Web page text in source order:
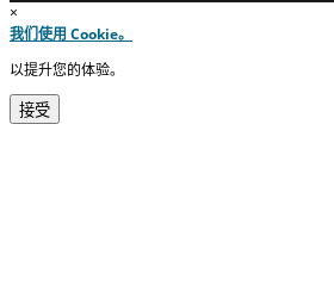
×
我们使用 Cookie。
以提升您的体验。
接受